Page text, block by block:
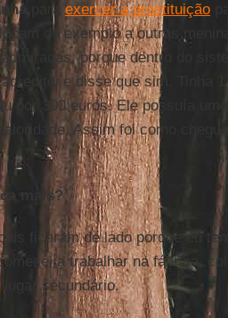
para exercer a prostituição
de exemplo a outras
porque dentro do
e disse que sim. Tinha
por 300 euros. Ele possuía um
Assim foi como
mais?
ficaram de lado porque eu
a trabalhar na fábrica,
secundário.